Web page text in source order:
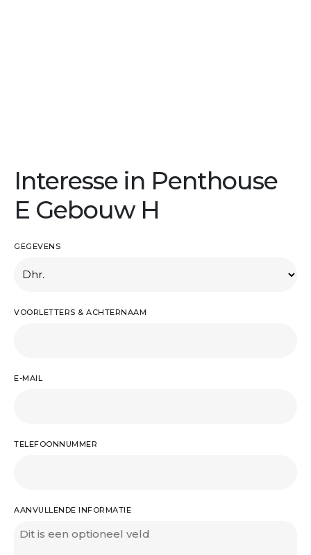
Interesse in Penthouse
E Gebouw H
GEGEVENS
VOORLETTERS & ACHTERNAAM
E-MAIL
TELEFOONNUMMER
AANVULLENDE INFORMATIE